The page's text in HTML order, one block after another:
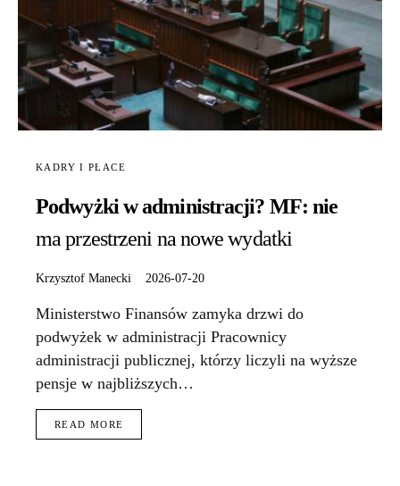
KADRY I PŁACE
Podwyżki w administracji? MF: nie
ma przestrzeni na nowe wydatki
Krzysztof Manecki 2026-07-20
Ministerstwo Finansów zamyka drzwi do
podwyżek w administracji Pracownicy
administracji publicznej, którzy liczyli na wyższe
pensje w najbliższych…
READ MORE